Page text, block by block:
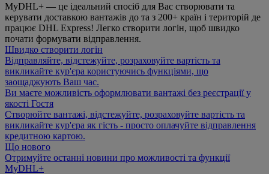
MyDHL+ — це ідеальний спосіб для Вас створювати та
керувати доставкою вантажів до та з 200+ країн і територій де
працює DHL Express! Легко створити логін, щоб швидко
почати формувати відправлення.
Швидко створити логін
Відправляйте, відстежуйте, розраховуйте вартість та
викликайте кур'єра користуючись функціями, що
заощаджують Ваш час.
Ви маєте можливість оформлювати вантажі без реєстрації у
якості Гостя
Створюйте вантажі, відстежуйте, розраховуйте вартість та
викликайте кур'єра як гість - просто оплачуйте відправлення
кредитною картою.
Що нового
Отримуйте останні новини про можливості та функції
MyDHL+